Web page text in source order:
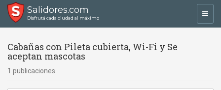
Salidores.com
Disfrutá cada ciudad al máximo
Cabañas con Pileta cubierta, Wi-Fi y Se
aceptan mascotas
1 publicaciones